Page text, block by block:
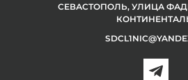
СЕВАСТОПОЛЬ, УЛИЦА